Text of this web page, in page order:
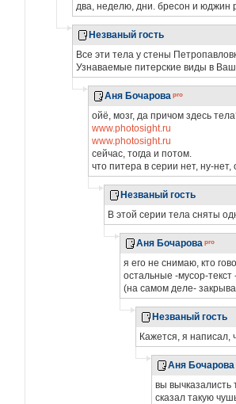
два, неделю, дни. бресон и юджин
Незваный гость
Все эти тела у стены
Узнаваемые питерские виды в
Аня Бочарова
ойё, мозг, да причом здесь
www.photosight.ru
www.photosight.ru
сейчас, тогда и потом.
что питера в серии нет, ну-нет,
Незваный гость
В этой серии тела сняты
Аня Бочарова
я его не снимаю, кто
остальные -мусор-текст
(на самом деле-
Незваный гость
Кажется, я написал,
Аня Бочарова
вы вычказалисть
сказал такую